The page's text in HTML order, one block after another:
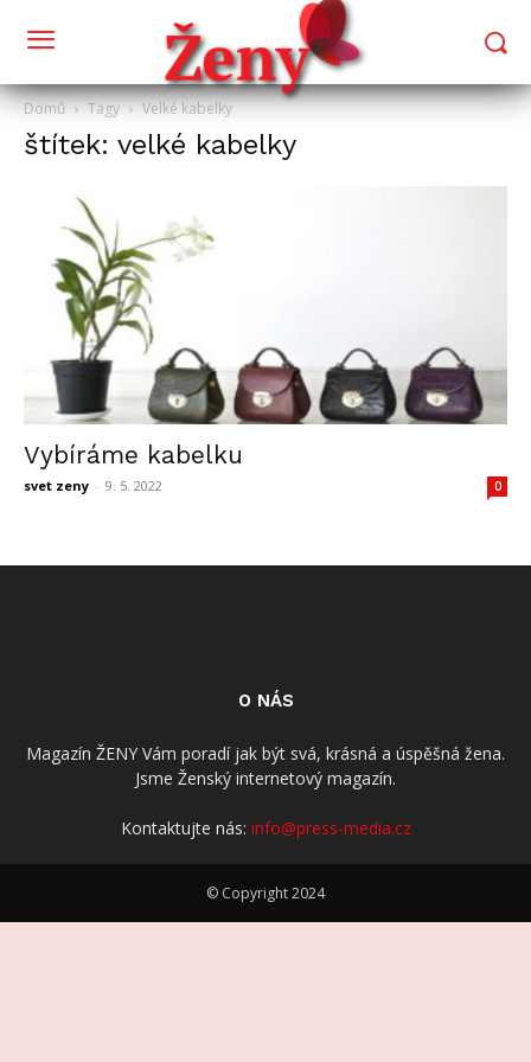
Domů Tagy Velké kabelky
štítek: velké kabelky
Vybíráme kabelku
svet zeny - 9. 5. 2022 0
O NÁS
Magazín ŽENY Vám poradí jak být svá, krásná a úspěšná žena.
Jsme Ženský internetový magazín.
Kontaktujte nás: info@press-media.cz
© Copyright 2024